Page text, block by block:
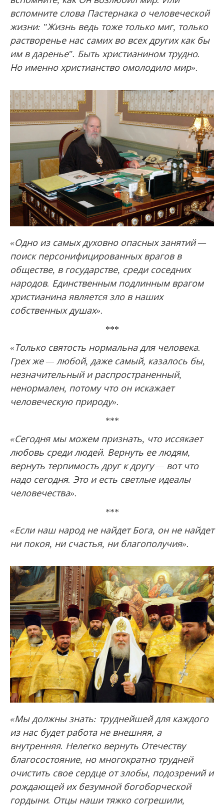
вспомните слова Пастернака о человеческой
жизни: "Жизнь ведь тоже только миг, только
растворенье нас самих во всех других как бы
им в даренье". Быть христианином трудно.
Но именно христианство омолодило мир».
«Одно из самых духовно опасных занятий —
поиск персонифицированных врагов в
обществе, в государстве, среди соседних
народов. Единственным подлинным врагом
христианина является зло в наших
собственных душах».
***
«Только святость нормальна для человека.
Грех же — любой, даже самый, казалось бы,
незначительный и распространенный,
ненормален, потому что он искажает
человеческую природу».
***
«Сегодня мы можем признать, что иссякает
любовь среди людей. Вернуть ее людям,
вернуть терпимость друг к другу — вот что
надо сегодня. Это и есть светлые идеалы
человечества».
***
«Если наш народ не найдет Бога, он не найдет
ни покоя, ни счастья, ни благополучия».
«Мы должны знать: труднейшей для каждого
из нас будет работа не внешняя, а
внутренняя. Нелегко вернуть Отечеству
благосостояние, но многократно трудней
очистить свое сердце от злобы, подозрений и
рождающей их безумной богоборческой
гордыни. Отцы наши тяжко согрешили,